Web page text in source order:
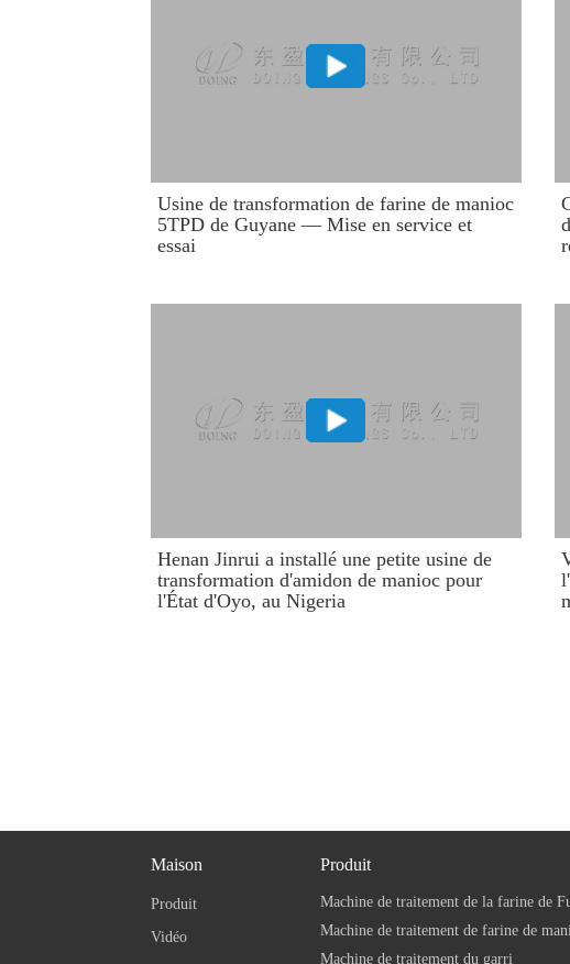
Usine de transformation de farine de manioc
5TPD de Guyane — Mise en service et
essai
Henan Jinrui a installé une petite usine de
transformation d'amidon de manioc pour
l'État d'Oyo, au Nigeria
Maison
Produit
Vidéo
Produit
Machine de traitement de la farine de
Machine de traitement du garri